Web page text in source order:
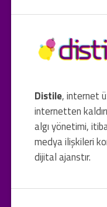
Distile, internet
internetten
algı yönetimi,
medya ilişkileri
dijital ajanstır.